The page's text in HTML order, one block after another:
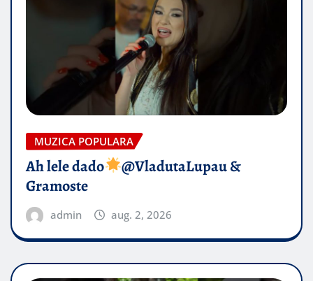
MUZICA POPULARA
Ah lele dado​
@VladutaLupau &
Gramoste
admin aug. 2, 2026